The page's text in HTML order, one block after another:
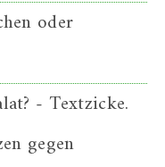
oder
- Textzicke.
gegen